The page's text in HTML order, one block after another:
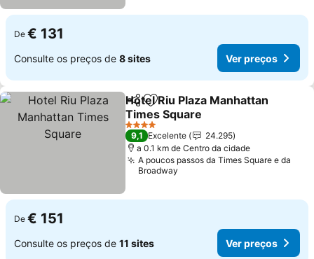
De € 131
Consulte os preços de 8 sites Ver preços
PartilharAdicionar aos favoritos
Hotel Riu Plaza Manhattan
Times Square
Ver preços
4 Estrelas
9,1 Excelente
24.295
a 0.1 km de Centro da cidade
A poucos passos da Times Square e da
Broadway
De € 151
Consulte os preços de 11 sites Ver preços